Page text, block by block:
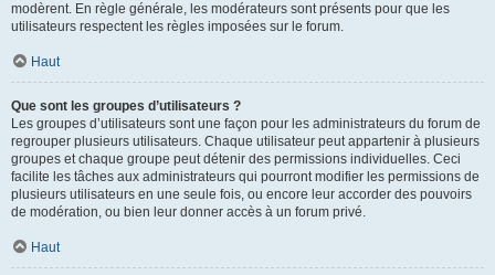
modèrent. En règle générale, les modérateurs sont présents pour que les
utilisateurs respectent les règles imposées sur le forum.
Haut
Que sont les groupes d’utilisateurs ?
Les groupes d’utilisateurs sont une façon pour les administrateurs du forum de
regrouper plusieurs utilisateurs. Chaque utilisateur peut appartenir à plusieurs
groupes et chaque groupe peut détenir des permissions individuelles. Ceci
facilite les tâches aux administrateurs qui pourront modifier les permissions de
plusieurs utilisateurs en une seule fois, ou encore leur accorder des pouvoirs
de modération, ou bien leur donner accès à un forum privé.
Haut